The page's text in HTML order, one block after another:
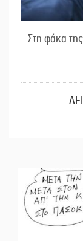
Στη φάκα